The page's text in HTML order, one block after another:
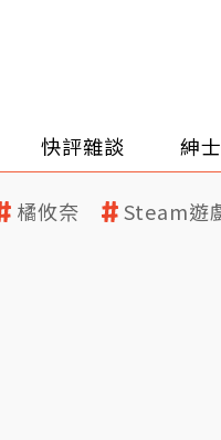
快評雜談 紳
橘攸奈 Steam遊